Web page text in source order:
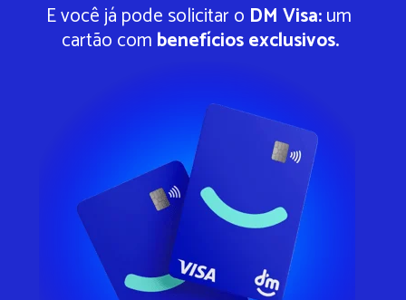
E você já pode solicitar o DM Visa: um
cartão com benefícios exclusivos.